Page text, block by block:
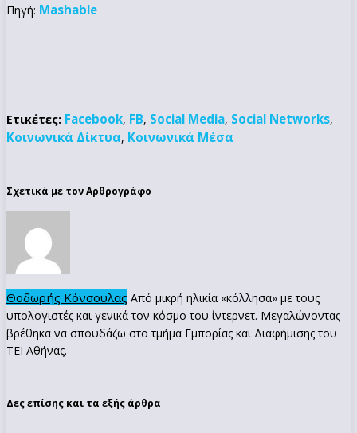
Πηγή: Mashable
Ετικέτες: Facebook, FB, Social Media, Social Networks,
Κοινωνικά Δίκτυα, Κοινωνικά Μέσα
Σχετικά με τον Αρθρογράφο
Θοδωρής Κόνσουλας Από μικρή ηλικία «κόλλησα» με τους
υπολογιστές και γενικά τον κόσμο του ίντερνετ. Μεγαλώνοντας
βρέθηκα να σπουδάζω στο τμήμα Εμπορίας και Διαφήμισης του
ΤΕΙ Αθήνας.
Δες επίσης και τα εξής άρθρα